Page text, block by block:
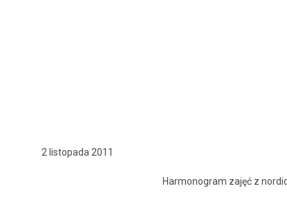
2 listopada 2011
Har­mono­gram zajęć z